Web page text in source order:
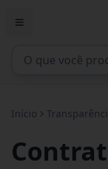
Início